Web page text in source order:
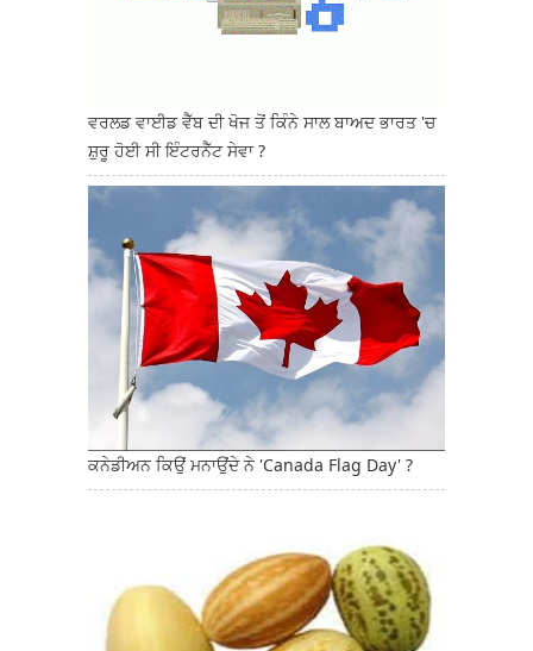
ਵਰਲਡ ਵਾਈਡ ਵੈੱਬ ਦੀ ਖੋਜ ਤੋਂ ਕਿੰਨੇ ਸਾਲ ਬਾਅਦ ਭਾਰਤ 'ਚ
ਸ਼ੁਰੂ ਹੋਈ ਸੀ ਇੰਟਰਨੈੱਟ ਸੇਵਾ ?
ਕਨੇਡੀਅਨ ਕਿਉਂ ਮਨਾਉਂਦੇ ਨੇ 'Canada Flag Day' ?